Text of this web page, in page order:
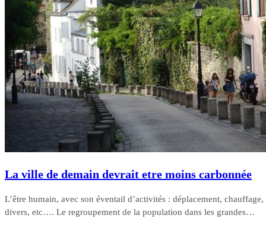
La ville de demain devrait etre moins carbonnée
L’être humain, avec son éventail d’activités : déplacement,
divers, etc…. Le regroupement de la population dans les grandes…